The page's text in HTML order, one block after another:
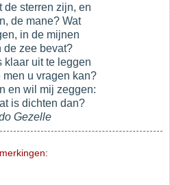
de sterren zijn, en
de mane? Wat
in de mijnen
de zee bevat?
klaar uit te leggen
men u vragen kan?
en wil mij zeggen:
is dichten dan?
Gezelle